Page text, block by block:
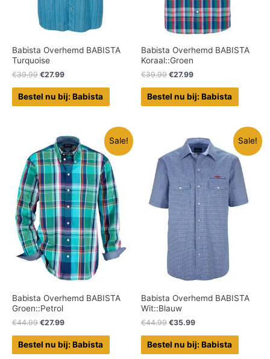
Babista Overhemd BABISTA
Turquoise
€39.99 €27.99
Bestel nu bij: Babista
Babista Overhemd BABISTA
Koraal::Groen
€39.99 €27.99
Bestel nu bij: Babista
Sale!
Babista Overhemd BABISTA
Groen::Petrol
€44.99 €27.99
Bestel nu bij: Babista
Sale!
Babista Overhemd BABISTA
Wit::Blauw
€44.99 €35.99
Bestel nu bij: Babista